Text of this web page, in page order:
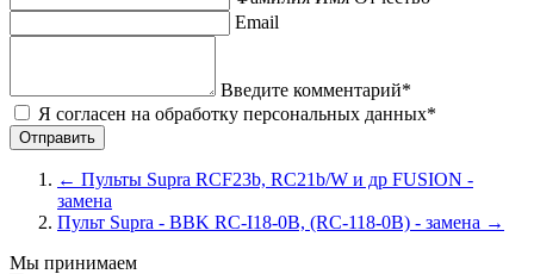
Email
Введите комментарий*
Я согласен на обработку персональных данных*
← Пульты Supra RCF23b, RC21b/W и др FUSION -
замена
Пульт Supra - BBK RC-I18-0B, (RC-118-0B) - замена →
Мы принимаем